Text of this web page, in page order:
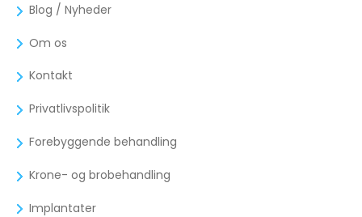
Blog / Nyheder
Om os
Kontakt
Privatlivspolitik
Forebyggende behandling
Krone- og brobehandling
Implantater